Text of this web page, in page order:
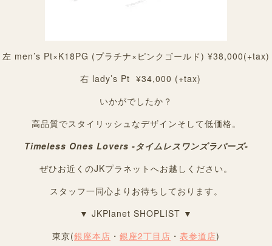
左 men’s Pt×K18PG (プラチナ×ピンクゴールド) ¥38,000(+tax)
右 lady’s Pt ¥34,000 (+tax)
いかがでしたか？
高品質でスタイリッシュなデザインそして低価格。
Timeless Ones Lovers -タイムレスワンズラバーズ-
ぜひお近くのJKプラネットへお越しください。
スタッフ一同心よりお待ちしております。
▼ JKPlanet SHOPLIST ▼
東京(銀座本店 ・ 銀座2丁目店 ・ 表参道店)